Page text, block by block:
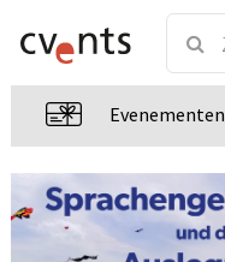
Evenementen